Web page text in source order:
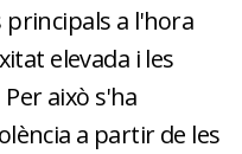
a l'hora
elevada i les
això s'ha
a partir de les